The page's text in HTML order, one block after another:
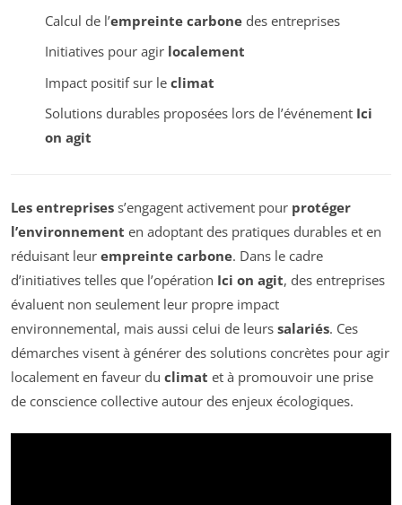
Calcul de l’empreinte carbonedes entreprises
Initiatives pour agir localement
Impact positif sur le climat
Solutions durables proposées lors de l’événement Ici
on agit
Les entreprises s’engagent activement pour protéger
l’environnement en adoptant des pratiques durables et en
réduisant leur empreinte carbone. Dans le cadre
d’initiatives telles que l’opération Ici on agit, des entreprises
évaluent non seulement leur propre impact
environnemental, mais aussi celui de leurs salariés. Ces
démarches visent à générer des solutions concrètes pour agir
localement en faveur du climat et à promouvoir une prise
de conscience collective autour des enjeux écologiques.